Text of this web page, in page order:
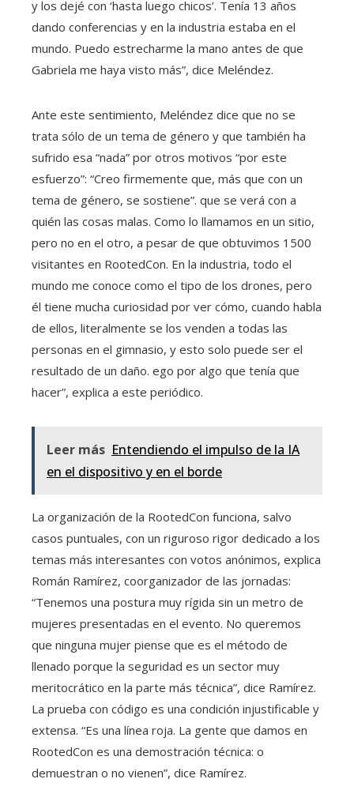
y los dejé con ‘hasta luego chicos’. Tenía 13 años
dando conferencias y en la industria estaba en el
mundo. Puedo estrecharme la mano antes de que
Gabriela me haya visto más”, dice Meléndez.
Ante este sentimiento, Meléndez dice que no se
trata sólo de un tema de género y que también ha
sufrido esa “nada” por otros motivos “por este
esfuerzo”: “Creo firmemente que, más que con un
tema de género, se sostiene”. que se verá con a
quién las cosas malas. Como lo llamamos en un sitio,
pero no en el otro, a pesar de que obtuvimos 1500
visitantes en RootedCon. En la industria, todo el
mundo me conoce como el tipo de los drones, pero
él tiene mucha curiosidad por ver cómo, cuando habla
de ellos, literalmente se los venden a todas las
personas en el gimnasio, y esto solo puede ser el
resultado de un daño. ego por algo que tenía que
hacer”, explica a este periódico.
Leer más Entendiendo el impulso de la IA
en el dispositivo y en el borde
La organización de la RootedCon funciona, salvo
casos puntuales, con un riguroso rigor dedicado a los
temas más interesantes con votos anónimos, explica
Román Ramírez, coorganizador de las jornadas:
“Tenemos una postura muy rígida sin un metro de
mujeres presentadas en el evento. No queremos
que ninguna mujer piense que es el método de
llenado porque la seguridad es un sector muy
meritocrático en la parte más técnica”, dice Ramírez.
La prueba con código es una condición injustificable y
extensa. “Es una línea roja. La gente que damos en
RootedCon es una demostración técnica: o
demuestran o no vienen”, dice Ramírez.